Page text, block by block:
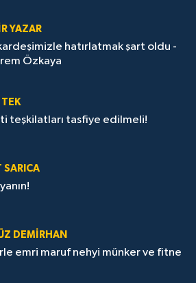
YAZAR
hatırlatmak şart oldu -
Özkaya
TEK
teşkilatları tasfiye edilmeli!
SARICA
DEMIRHAN
emri maruf nehyi münker ve fitne